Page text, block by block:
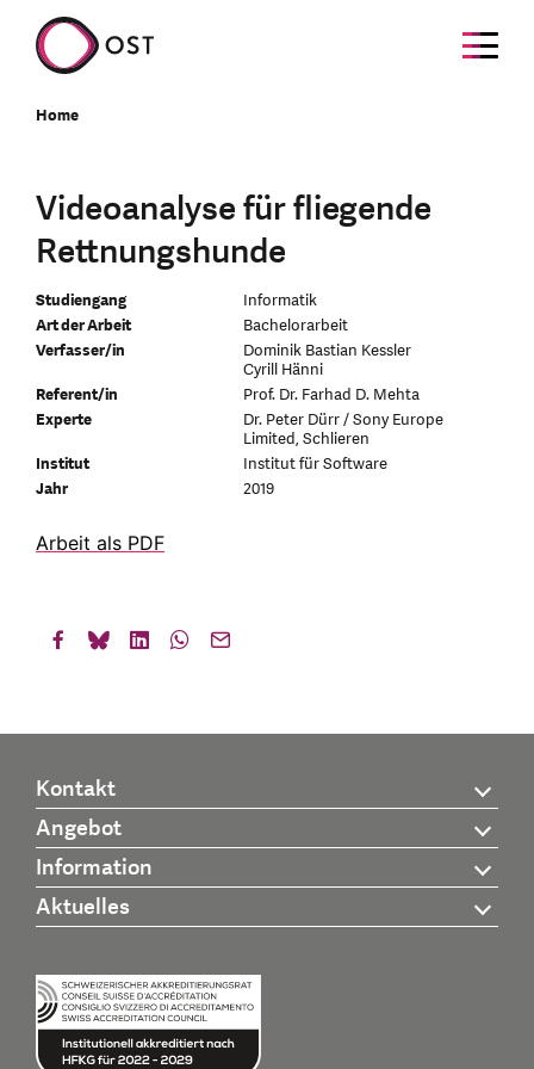
Home
Videoanalyse für fliegende
Rettnungshunde
Studiengang
Informatik
Art der Arbeit
Bachelorarbeit
Verfasser/in
Dominik Bastian Kessler
Cyrill Hänni
Referent/in
Prof. Dr. Farhad D. Mehta
Experte
Dr. Peter Dürr / Sony Europe
Limited, Schlieren
Institut
Institut für Software
Jahr
2019
Arbeit als PDF
Kontakt
Angebot
Information
Aktuelles